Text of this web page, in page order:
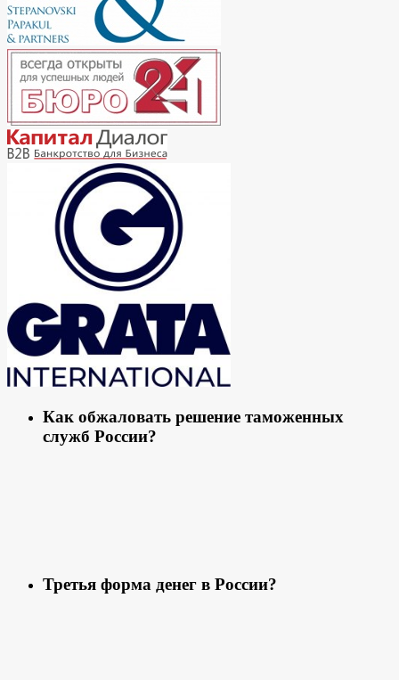
Как обжаловать решение таможенных
служб России?
Третья форма денег в России?